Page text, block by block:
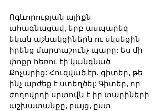
Ոգևորության ալիքն
ահագնացավ, երբ ասպարեզ
եկան աշնակցիներն ու սկսեցին
իրենց մարտաշունչ պարը: Ես մի
փոքր հեռու էի կանգնած
Քոչարից: Հուզված էր, գիտեր, թե
ինչ արժեք է ստեղծել: Գիտեր, որ
ժողովրդի սրտովն է իր տարիների
աշխատանքը, բայց, ըստ